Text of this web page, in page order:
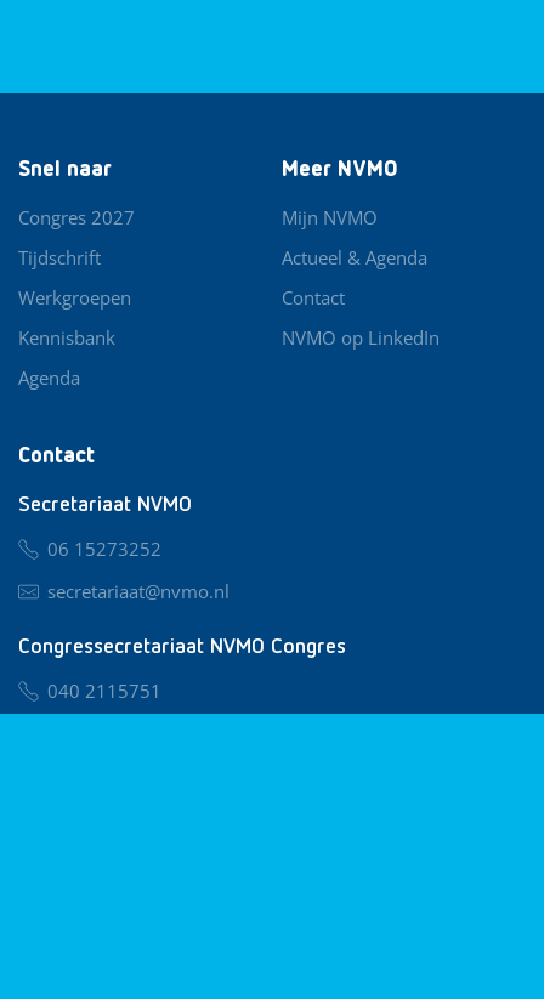
Contact
Secretariaat NVMO
06 15273252
secretariaat@nvmo.nl
Congressecretariaat NVMO Congres
040 2115751
Snel naar
Congres 2027
Tijdschrift
Werkgroepen
Kennisbank
Agenda
Meer NVMO
Mijn NVMO
Actueel & Agenda
Contact
NVMO op LinkedIn